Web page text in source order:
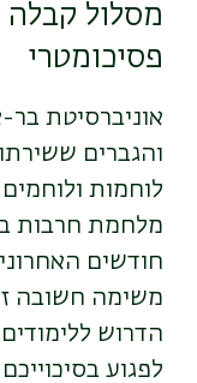
מסלול קבלה
פסיכומטרי
אוניברסיטת
והגברים
לוחמות
מלחמת חרבות
חודשים
משימה חשובה
הדרוש
לפגוע